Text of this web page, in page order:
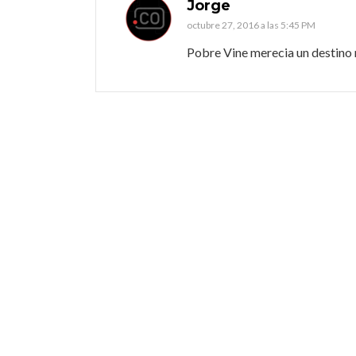
Jorge
octubre 27, 2016 a las 5:45 PM
Pobre Vine merecia un destino